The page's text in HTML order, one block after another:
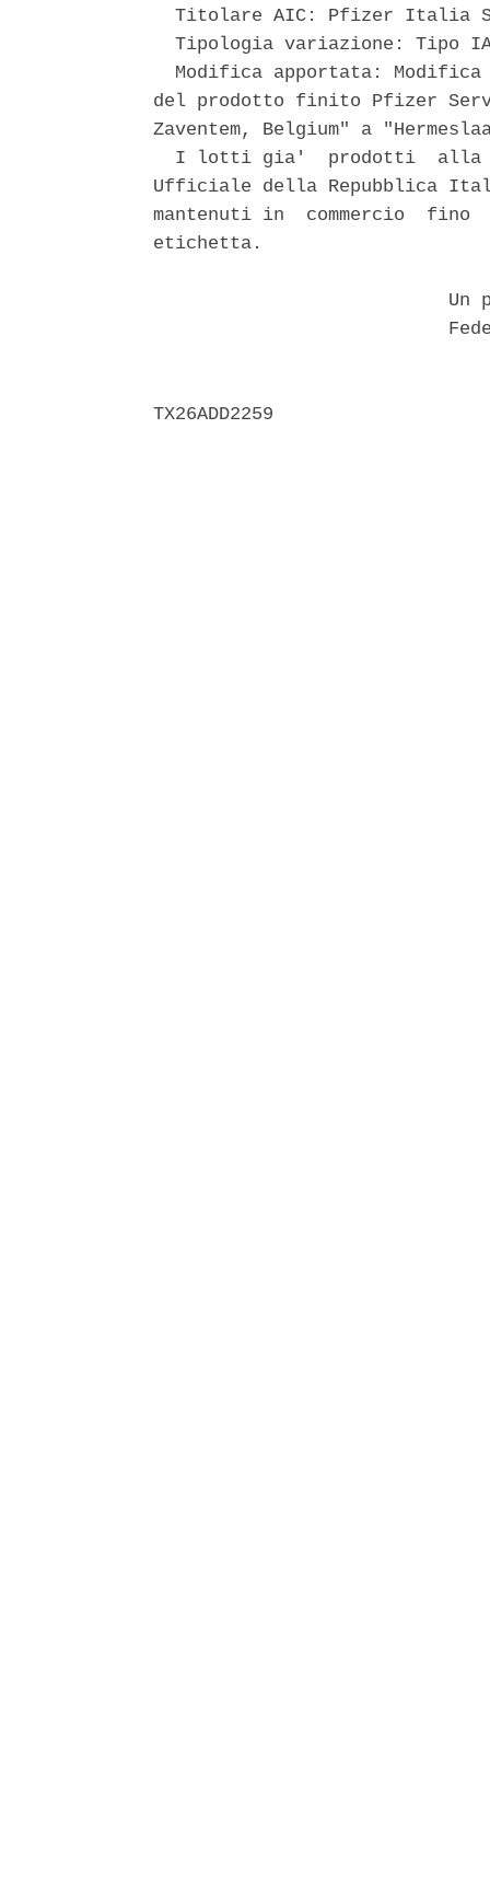
Titolare AIC: Pfizer Italia
Tipologia variazione: Tipo
Modifica apportata:
del prodotto finito Pfizer
Zaventem, Belgium" a
I lotti gia'  prodotti
Ufficiale della Repubblica
mantenuti in  commercio
etichetta.
Un